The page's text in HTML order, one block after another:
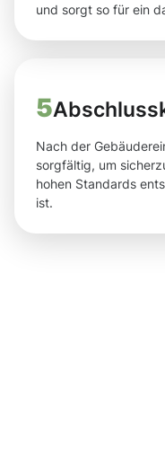
und sorgt so für ein
5
Nach der
sorgfältig, um
hohen Standards
ist.